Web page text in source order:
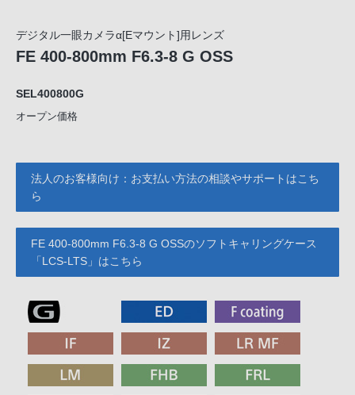
デジタル一眼カメラα[Eマウント]用レンズ
FE 400-800mm F6.3-8 G OSS
SEL400800G
オープン価格
法人のお客様向け：お支払い方法の相談やサポートはこち
ら
FE 400-800mm F6.3-8 G OSSのソフトキャリングケース
「LCS-LTS」はこちら